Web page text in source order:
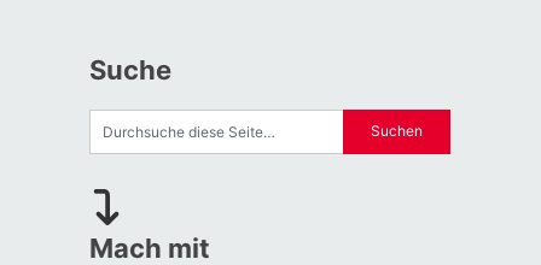
Suche
Mach mit